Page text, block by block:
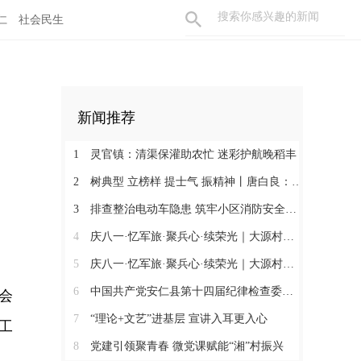
社会民生
新闻推荐
1 灵官镇：清渠保灌助农忙 迷彩护航晚稻丰
2 树典型 立榜样 提士气 振精神丨唐白良：三十载丹心映党徽 一腔热血暖万家
3 排查整治电动车隐患 筑牢小区消防安全防线
4 庆八一·忆军旅·聚兵心·续荣光｜大源村退役军人共话初心
5 庆八一·忆军旅·聚兵心·续荣光｜大源村退役军人共话初心
6 中国共产党安仁县第十四届纪律检查委员会召开第一次全体会议
7 “理论+文艺”进基层 宣讲入耳更入心
8 党建引领聚青春 微党课赋能“湘”村振兴